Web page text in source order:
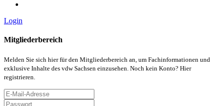
Login
Mitgliederbereich
Melden Sie sich hier für den Mitgliederbereich an, um Fachinformationen und
exklusive Inhalte des vdw Sachsen einzusehen. Noch kein Konto? Hier
registrieren.